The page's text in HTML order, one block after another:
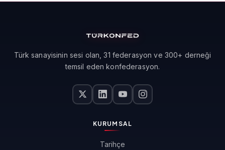
Türk sanayisinin sesi olan, 31 federasyon ve 300+ derneği
temsil eden konfederasyon.
KURUMSAL
Tarihçe